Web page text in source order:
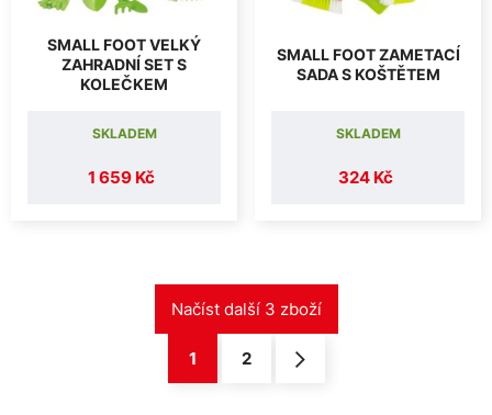
SMALL FOOT VELKÝ
ZAHRADNÍ SET S
KOLEČKEM
1 659 Kč
SKLADEM
SMALL FOOT ZAMETACÍ
SADA S KOŠTĚTEM
324 Kč
SKLADEM
1 2